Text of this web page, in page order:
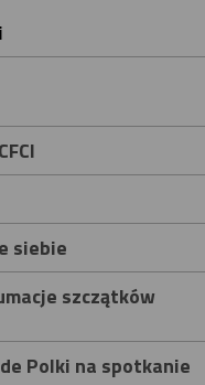
siebie
szczątków
Polki na spotkanie